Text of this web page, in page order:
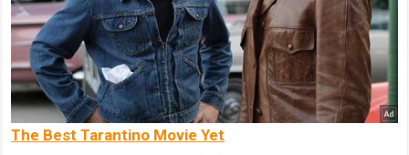
The Best Tarantino Movie Yet